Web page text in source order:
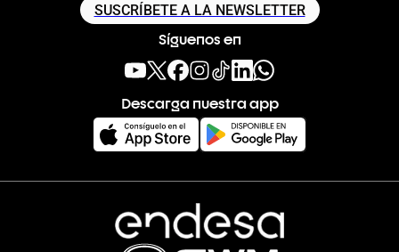
SUSCRÍBETE A LA NEWSLETTER
Síguenos en
Descarga nuestra app